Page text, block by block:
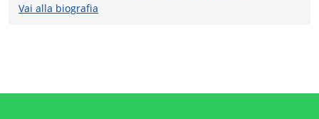
Vai alla biografia